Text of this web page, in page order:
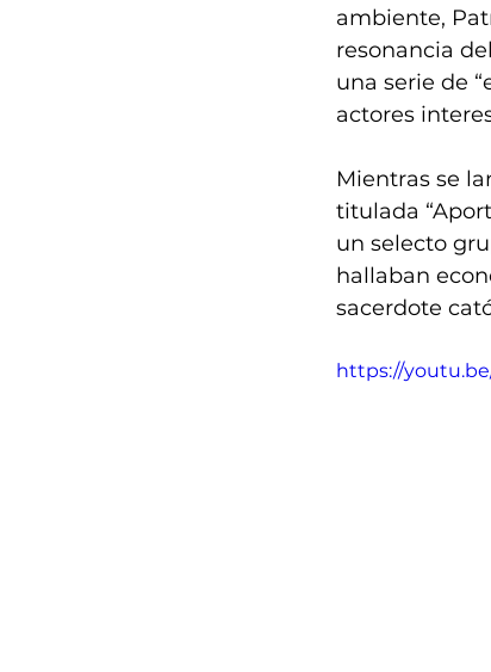
ambiente,
resonancia
una serie de
actores
Mientras se
titulada
un selecto
hallaban
sacerdote
https://